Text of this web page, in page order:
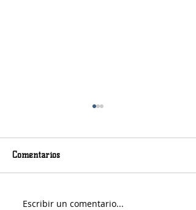
Comentarios
Escribir un comentario...